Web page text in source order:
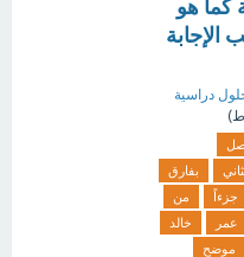
كما هو
الإجابة
دراسية
بفارق
جزءاً
من
عمر
خالد
موضح